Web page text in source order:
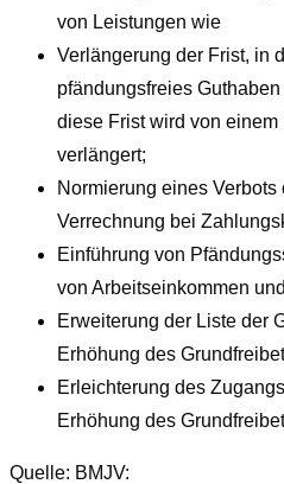
von Leistungen wie
Verlängerung der Frist, in
pfändungsfreies
diese Frist wird von
verlängert;
Normierung eines Verbots
Verrechnung bei
Einführung von
von Arbeitseinkommen
Erweiterung der Liste der
Erhöhung des
Erleichterung des
Erhöhung des
Quelle: BMJV: